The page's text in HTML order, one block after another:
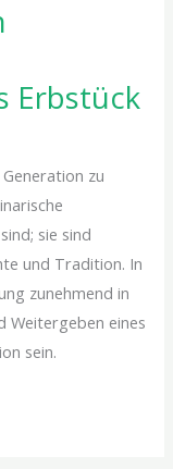
Erbstück
zu
sie sind
und Tradition. In
zunehmend in
Weitergeben eines
sein.